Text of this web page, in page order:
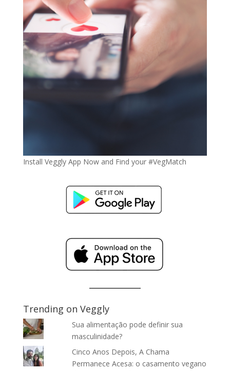
Install Veggly App Now and Find your #VegMatch
Trending on Veggly
Sua alimentação pode definir sua
masculinidade?
Cinco Anos Depois, A Chama
Permanece Acesa: o casamento vegano